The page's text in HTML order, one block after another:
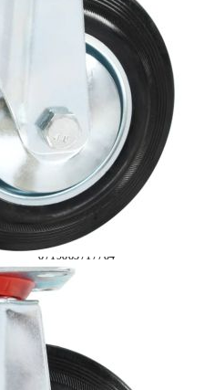
6 бр.
5 до 9 дни
при плащане по банков път
Черен
Гума и поцинковано желязо
8719883717784
150 кг (всяко колело)
160 мм
135 х 105 мм (Д х Ш)